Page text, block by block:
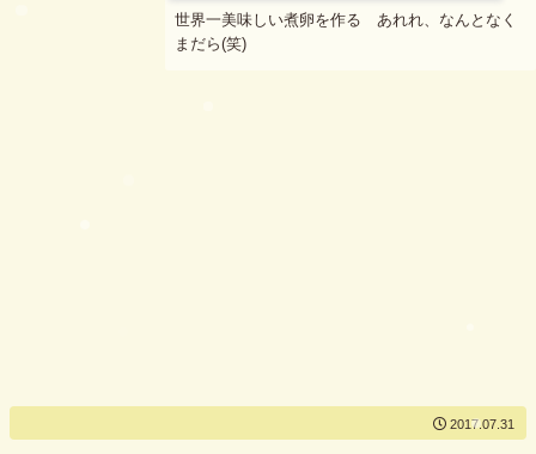
世界一美味しい煮卵を作る あれれ、なんとなく
まだら(笑)
2017.07.31